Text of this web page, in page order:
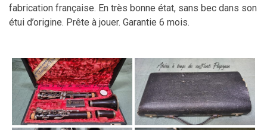
fabrication française. En très bonne état, sans bec dans son
étui d’origine. Prête à jouer. Garantie 6 mois.